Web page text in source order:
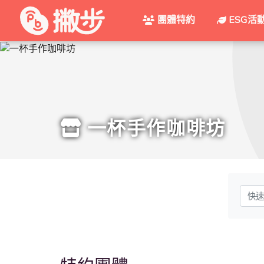
團體特約 ESG活
一杯手作咖啡坊